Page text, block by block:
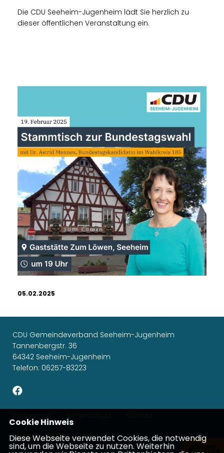
Die CDU Seeheim-Jugenheim lädt Sie herzlich zu
dieser öffentlichen Veranstaltung ein.
05.02.2025
CDU Gemeindeverband Seeheim-Jugenheim
Tannenbergstr. 36
64342 Seeheim-Jugenheim
Telefon: 06257-83223
Michael Gahler, MdEP
Cookie Hinweis
Diese Webseite verwendet Cookies, die notwendig
sind, um die Webseite zu nutzen. Weiterhin